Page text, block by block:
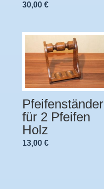
30,00 €
Pfeifenständer
für 2 Pfeifen
Holz
13,00 €